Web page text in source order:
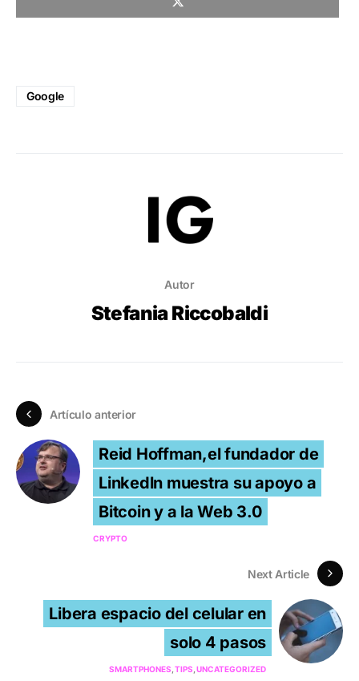
Google
Autor
Stefania Riccobaldi
Artículo anterior
Reid Hoffman,el fundador de
Linkedln muestra su apoyo a
Bitcoin y a la Web 3.0
CRYPTO
Next Article
Libera espacio del celular en
solo 4 pasos
SMARTPHONES TIPS UNCATEGORIZED